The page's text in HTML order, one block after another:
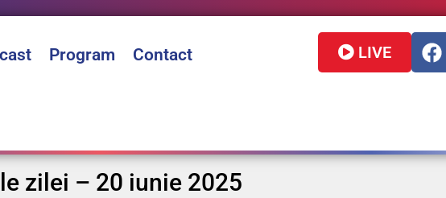
Program Contact LIVE
zilei – 20 iunie 2025